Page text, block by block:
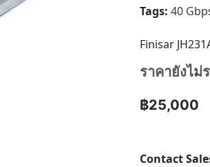
Tags: 40
Finisar
ราคายังไม่
฿25,000
Contact